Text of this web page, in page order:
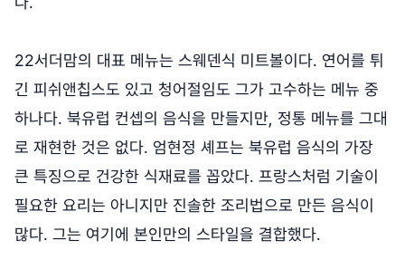
22서더맘의 대표 메뉴는 스웨덴식 미트볼이다. 연어를 튀
긴 피쉬앤칩스도 있고 청어절임도 그가 고수하는 메뉴 중
하나다. 북유럽 컨셉의 음식을 만들지만, 정통 메뉴를 그대
로 재현한 것은 없다. 엄현정 셰프는 북유럽 음식의 가장
큰 특징으로 건강한 식재료를 꼽았다. 프랑스처럼 기술이
필요한 요리는 아니지만 진솔한 조리법으로 만든 음식이
많다. 그는 여기에 본인만의 스타일을 결합했다.